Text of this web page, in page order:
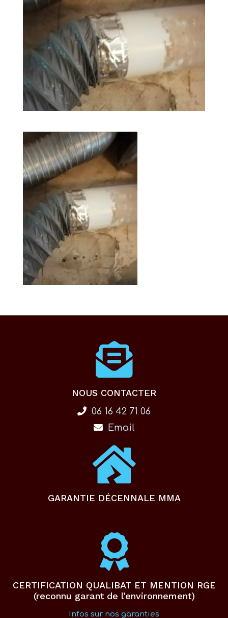
NOUS CONTACTER
06 16 42 71 06
Email
GARANTIE DÉCENNALE MMA
CERTIFICATION QUALIBAT ET MENTION RGE
(reconnu garant de l’environnement)
Infos sur nos garanties